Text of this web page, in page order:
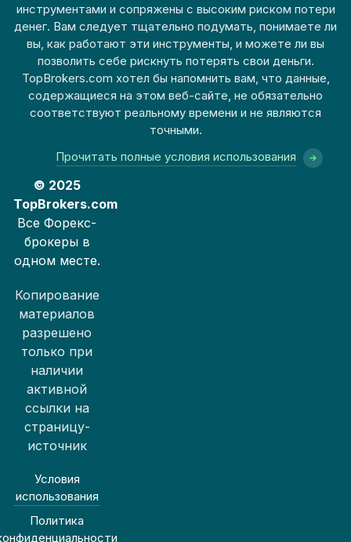
инструментами и сопряжены с высоким риском потери
денег. Вам следует тщательно подумать, понимаете ли
вы, как работают эти инструменты, и можете ли вы
позволить себе рискнуть потерять свои деньги.
TopBrokers.com хотел бы напомнить вам, что данные,
содержащиеся на этом веб-сайте, не обязательно
соответствуют реальному времени и не являются
точными.
Прочитать полные условия использования
© 2025
TopBrokers.com
Все Форекс-
брокеры в
одном месте.
Копирование
материалов
разрешено
только при
наличии
активной
ссылки на
страницу-
источник
Условия
использования
Политика